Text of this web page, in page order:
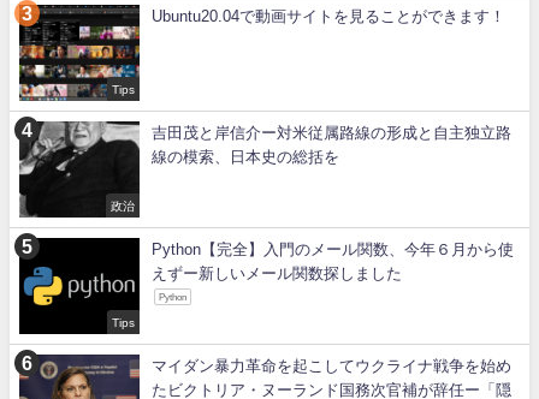
Tips
Ubuntu20.04で動画サイトを見ることができます！
政治
吉田茂と岸信介ー対米従属路線の形成と自主独立路
線の模索、日本史の総括を
Tips
Python【完全】入門のメール関数、今年６月から使
えずー新しいメール関数探しました
Python
マイダン暴力革命を起こしてウクライナ戦争を始め
たビクトリア・ヌーランド国務次官補が辞任ー「隠